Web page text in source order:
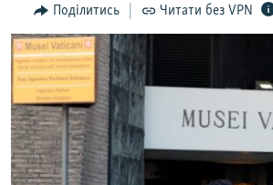
навігації
Перейти
до
пошуку
БЛОГИ
ПОГЛЯД
ІНТЕРВ'Ю
ВСЕ ЗА ДЕНЬ
СПЕЦПРОЕКТИ
ДЕПОРТАЦІЯ
ЯК ОБІЙТИ БЛОКУВАННЯ
Поділитись Читати без VPN